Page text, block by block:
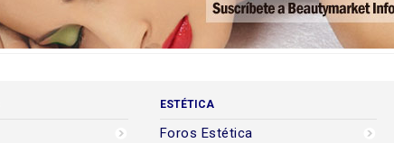
ESTÉTICA
Foros Estética